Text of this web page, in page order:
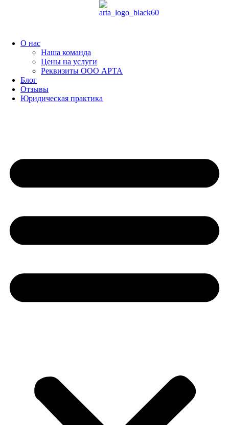
О нас
Наша команда
Цены на услуги
Реквизиты ООО АРТА
Блог
Отзывы
Юридическая практика